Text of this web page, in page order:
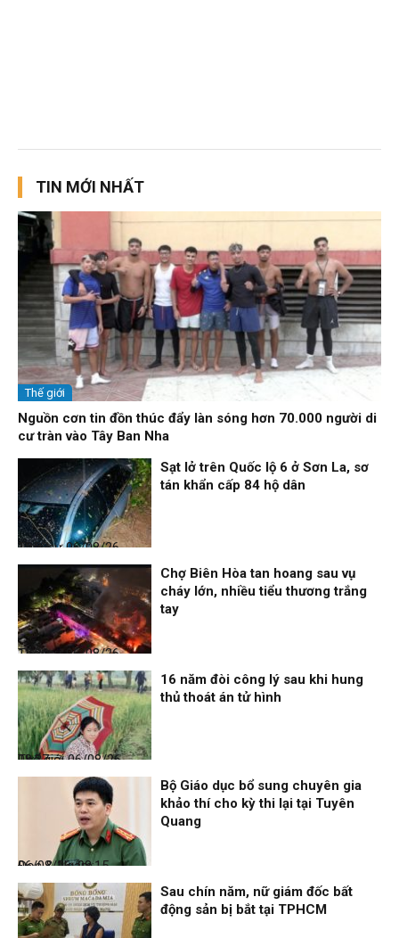
TIN MỚI NHẤT
Thế giới
Nguồn cơn tin đồn thúc đẩy làn sóng hơn 70.000 người di
cư tràn vào Tây Ban Nha
Thời sự
06/08/26, 12:33
Sạt lở trên Quốc lộ 6 ở Sơn La, sơ
tán khẩn cấp 84 hộ dân
Thời sự
06/08/26, 12:30
Chợ Biên Hòa tan hoang sau vụ
cháy lớn, nhiều tiểu thương trắng
tay
Thế giới
06/08/26, 08:27
16 năm đòi công lý sau khi hung
thủ thoát án tử hình
Đọc & Ngẫm
06/08/26, 08:15
Bộ Giáo dục bổ sung chuyên gia
khảo thí cho kỳ thi lại tại Tuyên
Quang
Sau chín năm, nữ giám đốc bất
động sản bị bắt tại TPHCM